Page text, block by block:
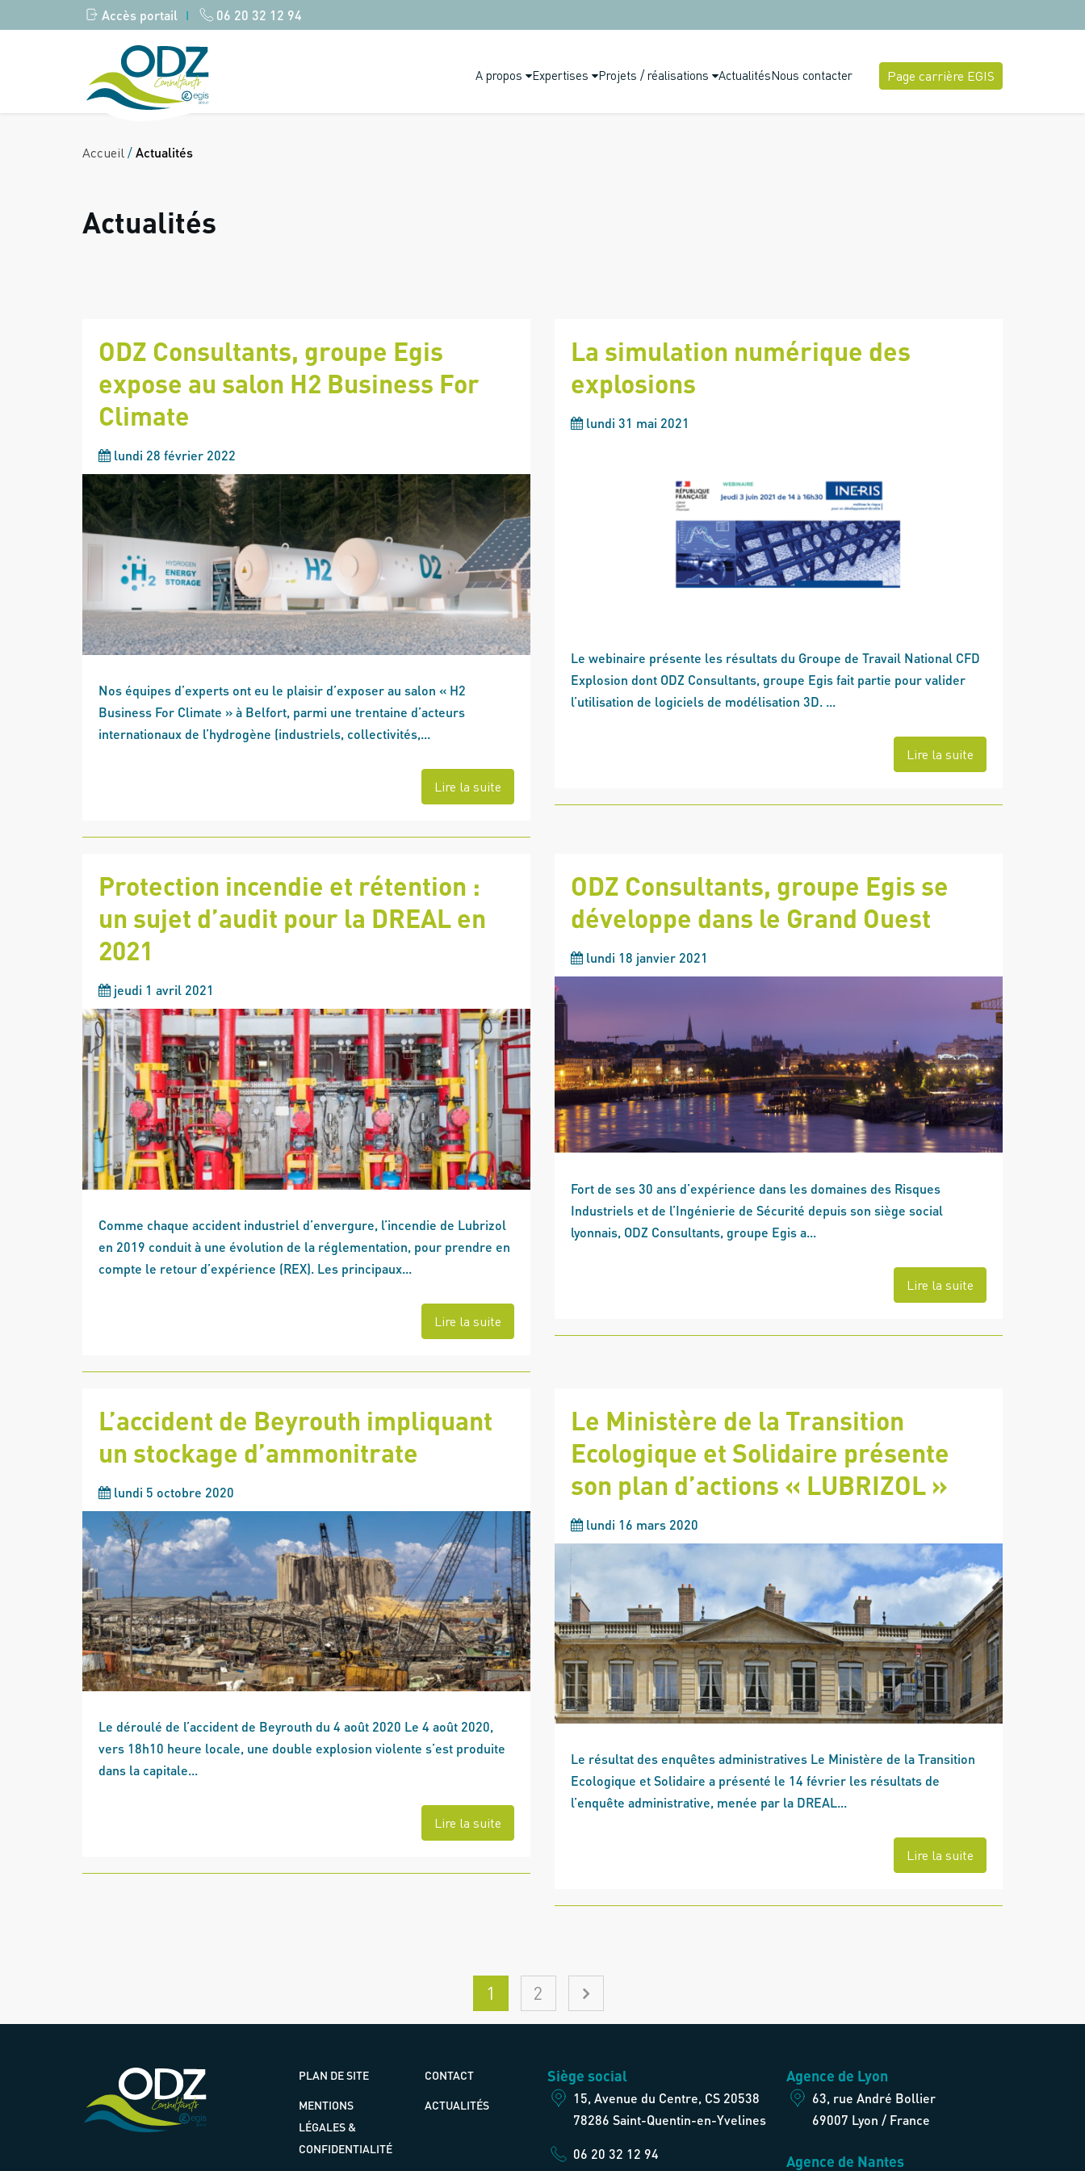
Accès portail | 06 20 32 12 94
A propos Expertises Projets / réalisations ActualitésNous contacter Page carrière EGIS
Accueil /Actualités
Actualités
ODZ Consultants, groupe Egis
expose au salon H2 Business For
Climate
lundi 28 février 2022
Nos équipes d’experts ont eu le plaisir d’exposer au salon « H2
Business For Climate » à Belfort, parmi une trentaine d’acteurs
internationaux de l’hydrogène (industriels, collectivités,...
Lire la suite
La simulation numérique des
explosions
lundi 31 mai 2021
Le webinaire présente les résultats du Groupe de Travail National CFD
Explosion dont ODZ Consultants, groupe Egis fait partie pour valider
l’utilisation de logiciels de modélisation 3D. ...
Lire la suite
Protection incendie et rétention :
un sujet d’audit pour la DREAL en
2021
jeudi 1 avril 2021
Comme chaque accident industriel d’envergure, l’incendie de Lubrizol
en 2019 conduit à une évolution de la réglementation, pour prendre en
compte le retour d’expérience (REX). Les principaux...
Lire la suite
ODZ Consultants, groupe Egis se
développe dans le Grand Ouest
lundi 18 janvier 2021
Fort de ses 30 ans d’expérience dans les domaines des Risques
Industriels et de l’Ingénierie de Sécurité depuis son siège social
lyonnais, ODZ Consultants, groupe Egis a...
Lire la suite
L’accident de Beyrouth impliquant
un stockage d’ammonitrate
lundi 5 octobre 2020
Le déroulé de l’accident de Beyrouth du 4 août 2020 Le 4 août 2020,
vers 18h10 heure locale, une double explosion violente s’est produite
dans la capitale...
Lire la suite
Le Ministère de la Transition
Ecologique et Solidaire présente
son plan d’actions « LUBRIZOL »
lundi 16 mars 2020
Le résultat des enquêtes administratives Le Ministère de la Transition
Ecologique et Solidaire a présenté le 14 février les résultats de
l’enquête administrative, menée par la DREAL...
Lire la suite
1 2
PLAN DE SITE
MENTIONS
LÉGALES &
CONFIDENTIALITÉ
CONTACT
ACTUALITÉS
Siège social
15, Avenue du Centre, CS 20538
78286 Saint-Quentin-en-Yvelines
06 20 32 12 94
Agence de Lyon
63, rue André Bollier
69007 Lyon / France
Agence de Nantes